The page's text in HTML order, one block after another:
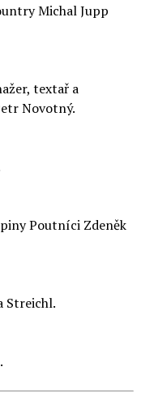
Michal Jupp
textař a
Novotný.
Poutníci Zdeněk
Streichl.